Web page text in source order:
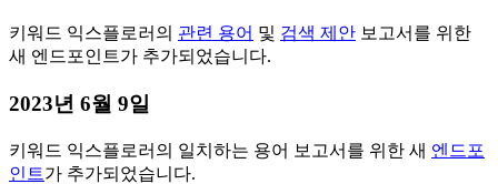
키워드 익스플로러의 관련 용어 및 검색 제안 보고서를 위한
새 엔드포인트가 추가되었습니다.
2023년 6월 9일
키워드 익스플로러의 일치하는 용어 보고서를 위한 새 엔드포
인트가 추가되었습니다.